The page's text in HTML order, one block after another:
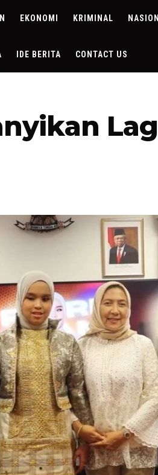
EKONOMI KRIMINAL
IDE BERITA CONTACT US